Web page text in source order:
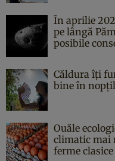
În aprilie
pe lângă
posibile
Căldura îți
bine în
Ouăle
climatic mai
ferme clasice